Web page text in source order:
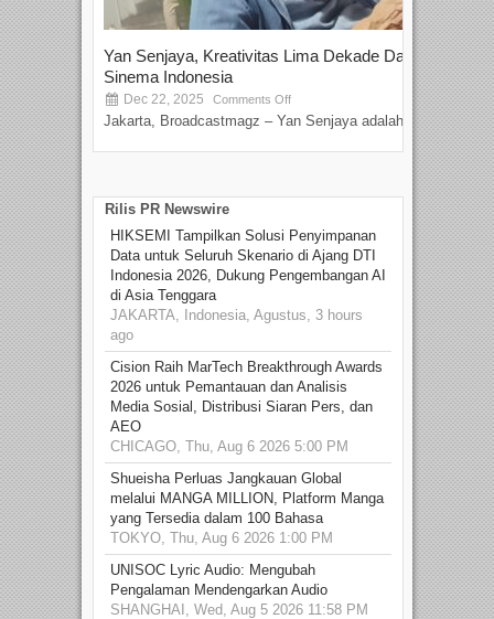
Yan Senjaya, Kreativitas Lima Dekade Dalam
Sinema Indonesia
Dec 22, 2025 Comments Off
Jakarta, Broadcastmagz – Yan Senjaya adalah...
Rilis PR Newswire
HIKSEMI Tampilkan Solusi Penyimpanan
Data untuk Seluruh Skenario di Ajang DTI
Indonesia 2026, Dukung Pengembangan AI
di Asia Tenggara
JAKARTA, Indonesia, Agustus, 3 hours
ago
Cision Raih MarTech Breakthrough Awards
2026 untuk Pemantauan dan Analisis
Media Sosial, Distribusi Siaran Pers, dan
AEO
CHICAGO, Thu, Aug 6 2026 5:00 PM
Shueisha Perluas Jangkauan Global
melalui MANGA MILLION, Platform Manga
yang Tersedia dalam 100 Bahasa
TOKYO, Thu, Aug 6 2026 1:00 PM
UNISOC Lyric Audio: Mengubah
Pengalaman Mendengarkan Audio
SHANGHAI, Wed, Aug 5 2026 11:58 PM